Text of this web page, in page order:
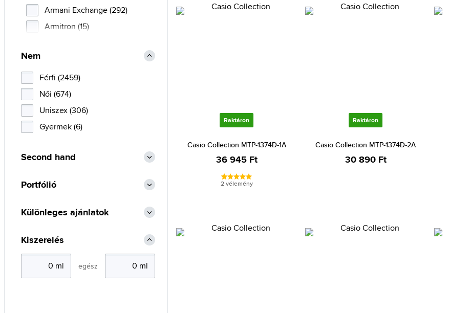
Raktáron
Casio Collection MTP-1374D-1A
36 945 Ft
2 vélemény
Raktáron
Casio Collection MTP-1374D-2A
30 890 Ft
Armani Exchange (292)
Armitron (15)
Bally (4)
Bauhaus (36)
Bentime (1)
Bering (300)
BMW (2)
Bolle (9)
Bolon (9)
Bulova (134)
Burberry (3)
Calvin Klein (667)
Nem
Férfi (2459)
Női (674)
Uniszex (306)
Gyermek (6)
Second hand
Portfólió
Különleges ajánlatok
Kiszerelés
egész